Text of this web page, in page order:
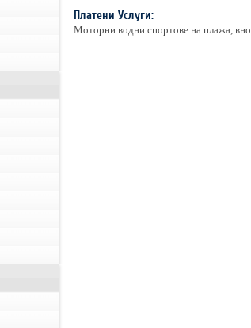
Платени Услуги:
Моторни водни спортове на плажа,